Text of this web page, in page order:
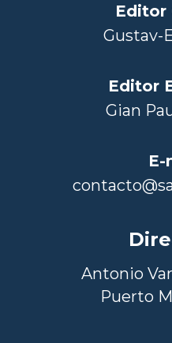
Editor
Gustav-
Editor
Gian
E-
Antonio
Puerto